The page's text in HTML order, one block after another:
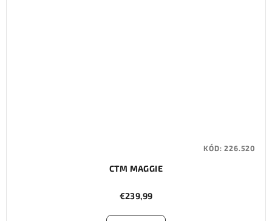
CTM MAGGIE
€239,99
KÓD:226.520